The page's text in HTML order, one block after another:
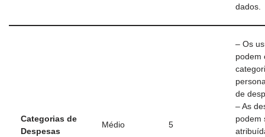
dados.
Categorias de
Despesas
Médio 5
– Os
podem
de
– As
podem